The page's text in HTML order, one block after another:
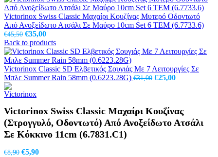
Victorinox Swiss Classic Μαχαίρι Κουζίνας Μυτερό Οδοντωτό
Από Ανοξείδωτο Ατσάλι Σε Μαύρο 10cm Set 6 ΤΕΜ (6.7733.6)
€45,50 Original
price
was:
€45,50.
€35,00Η
τρέχουσα
τιμή
είναι:
€35,00.
Back to products
Victorinox Classic SD Ελβετικός Σουγιάς Με 7 Λειτουργίες Σε
Μπλε Summer Rain 58mm (0.6223.28G) €31,00 Original
€25,00Η
€25,00.
Victorinox Swiss Classic Μαχαίρι Κουζίνας
(Στρογγυλό, Οδοντωτό) Από Ανοξείδωτο Ατσάλι
Σε Κόκκινο 11cm (6.7831.C1)
€8,90 Original
€5,90Η